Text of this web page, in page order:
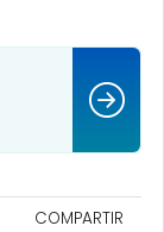
COMPARTIR